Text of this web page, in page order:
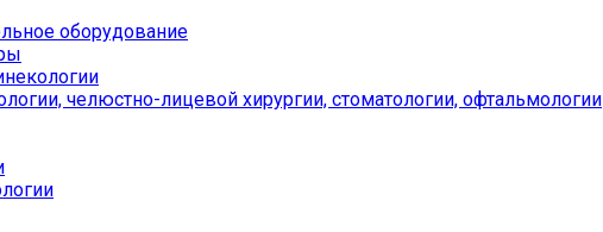
оборудование
челюстно-лицевой хирургии, стоматологии, офтальмологии